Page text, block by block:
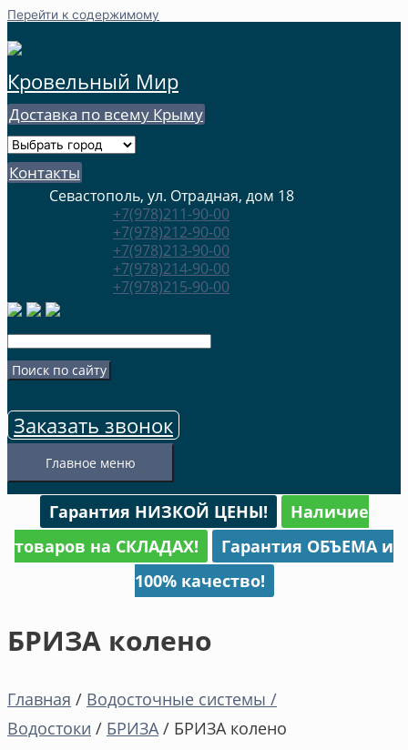
Перейти к содержимому
Кровельный Мир
Доставка по всему Крыму
Контакты
Севастополь, ул. Отрадная, дом 18
+7(978)211-90-00
+7(978)212-90-00
+7(978)213-90-00
+7(978)214-90-00
+7(978)215-90-00
Заказать звонок
Главное меню
Гарантия НИЗКОЙ ЦЕНЫ!
Наличие
товаров на СКЛАДАХ!
Гарантия ОБЪЕМА и
100% качество!
БРИЗА колено
Главная / Водосточные системы /
Водостоки / БРИЗА / БРИЗА колено